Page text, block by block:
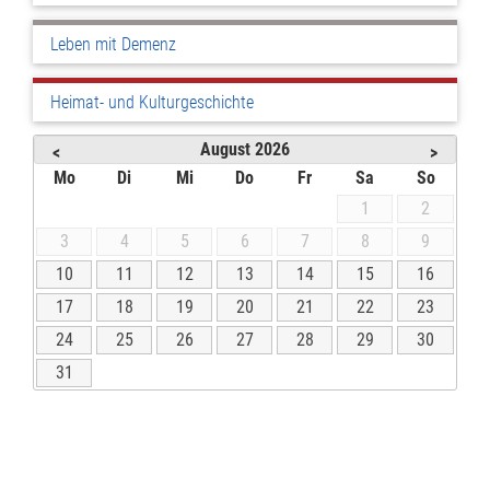
Leben mit Demenz
Heimat- und Kulturgeschichte
< >
August 2026
Mo
Di Mi Do Fr Sa
So
1
2
3
4 5 6 7 8
9
10
11 12 13 14 15
16
17
18 19 20 21 22
23
24
25 26 27 28 29
30
31